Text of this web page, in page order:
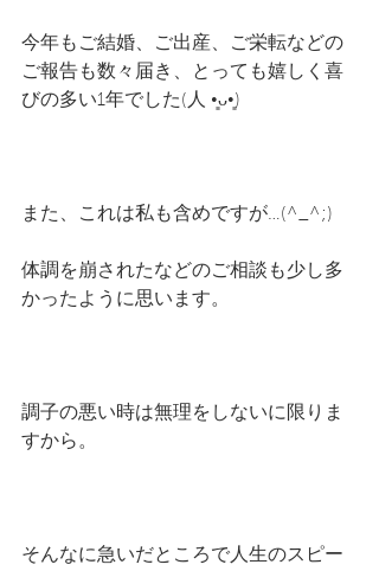
今年もご結婚、ご出産、ご栄転などの
ご報告も数々届き、とっても嬉しく喜
びの多い1年でした(⁠人⁠ ⁠•͈⁠ᴗ⁠•͈⁠)
また、これは私も含めですが…(^_^;)
体調を崩されたなどのご相談も少し多
かったように思います。
調子の悪い時は無理をしないに限りま
すから。
そんなに急いだところで人生のスピー